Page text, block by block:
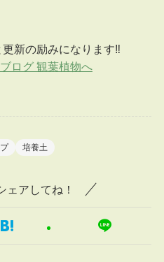
新の励みになります‼
培養土
ェアしてね！